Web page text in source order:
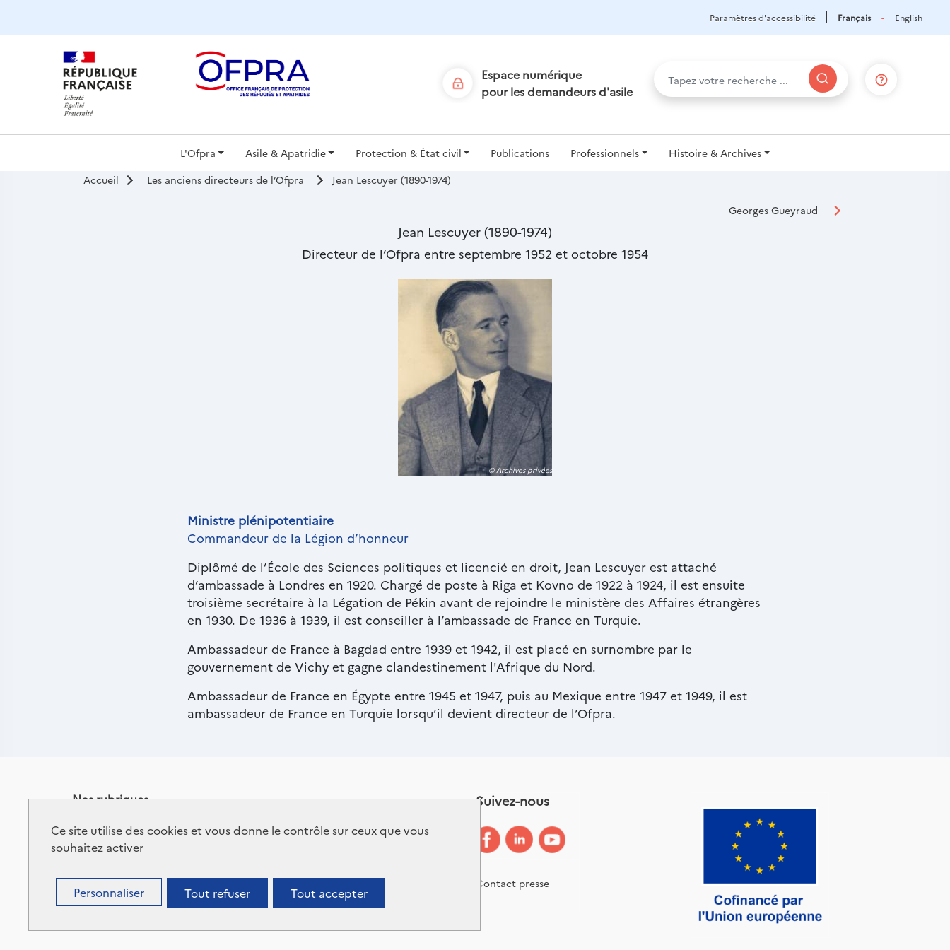
Ce site utilise des cookies et vous donne le contrôle sur ceux que vous
souhaitez activer
Tout accepter
Tout refuser
Personnaliser
Paramètres d'accessibilité Français English
Espace numérique
pour les demandeurs d'asile
Navigation
principale
L'Ofpra Asile & Apatridie Protection & État civil Publications Professionnels
Histoire & Archives
Accueil
Les anciens directeurs de l’Ofpra Jean Lescuyer (1890-1974)
Georges Gueyraud
Jean Lescuyer (1890-1974)
Directeur de l’Ofpra entre septembre 1952 et octobre 1954
© Archives privées
Paragraphes
Texte
riche
Ministre plénipotentiaire
Commandeur de la Légion d’honneur
Diplômé de l’École des Sciences politiques et licencié en droit, Jean Lescuyer est attaché
d’ambassade à Londres en 1920. Chargé de poste à Riga et Kovno de 1922 à 1924, il est ensuite
troisième secrétaire à la Légation de Pékin avant de rejoindre le ministère des Affaires étrangères
en 1930. De 1936 à 1939, il est conseiller à l’ambassade de France en Turquie.
Ambassadeur de France à Bagdad entre 1939 et 1942, il est placé en surnombre par le
gouvernement de Vichy et gagne clandestinement l'Afrique du Nord.
Ambassadeur de France en Égypte entre 1945 et 1947, puis au Mexique entre 1947 et 1949, il est
ambassadeur de France en Turquie lorsqu’il devient directeur de l’Ofpra.
Nos rubriques
Recrutements
Gestion des cookies
Suivez-nous
Contact presse